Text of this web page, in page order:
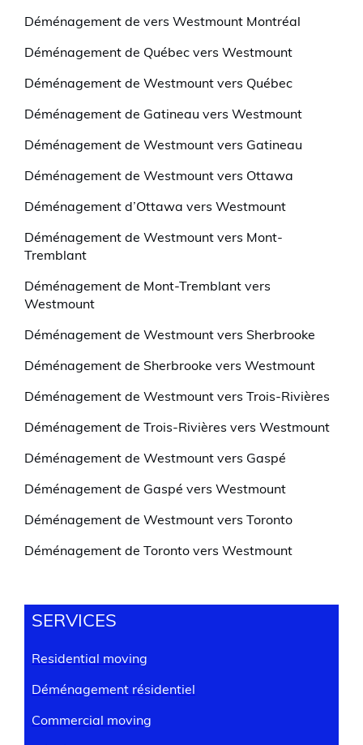
Déménagement de vers Westmount Montréal
Déménagement de Québec vers Westmount
Déménagement de Westmount vers Québec
Déménagement de Gatineau vers Westmount
Déménagement de Westmount vers Gatineau
Déménagement de Westmount vers Ottawa
Déménagement d’Ottawa vers Westmount
Déménagement de Westmount vers Mont-
Tremblant
Déménagement de Mont-Tremblant vers
Westmount
Déménagement de Westmount vers Sherbrooke
Déménagement de Sherbrooke vers Westmount
Déménagement de Westmount vers Trois-Rivières
Déménagement de Trois-Rivières vers Westmount
Déménagement de Westmount vers Gaspé
Déménagement de Gaspé vers Westmount
Déménagement de Westmount vers Toronto
Déménagement de Toronto vers Westmount
SERVICES
Residential moving
Déménagement résidentiel
Commercial moving